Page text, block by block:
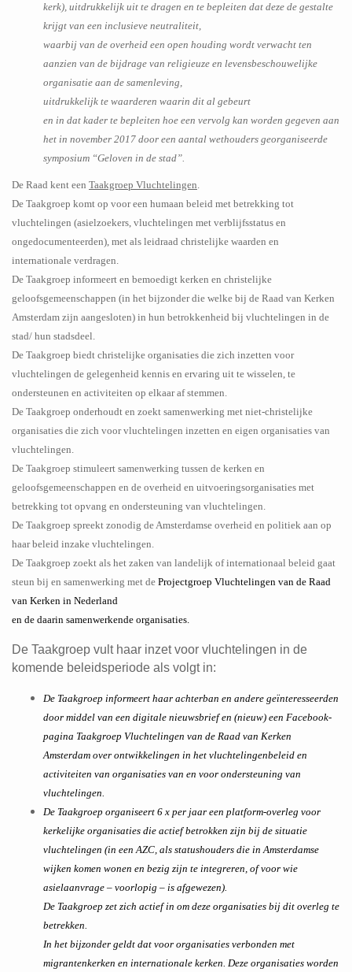
kerk), uitdrukkelijk uit te dragen en te bepleiten dat deze de gestalte
krijgt van een inclusieve neutraliteit,
waarbij van de overheid een open houding wordt verwacht ten
aanzien van de bijdrage van religieuze en levensbeschouwelijke
organisatie aan de samenleving,
uitdrukkelijk te waarderen waarin dit al gebeurt
en in dat kader te bepleiten hoe een vervolg kan worden gegeven aan
het in november 2017 door een aantal wethouders georganiseerde
symposium “Geloven in de stad”.
De Raad kent een Taakgroep Vluchtelingen.
De Taakgroep komt op voor een humaan beleid met betrekking tot
vluchtelingen (asielzoekers, vluchtelingen met verblijfsstatus en
ongedocumenteerden), met als leidraad christelijke waarden en
internationale verdragen.
De Taakgroep informeert en bemoedigt kerken en christelijke
geloofsgemeenschappen (in het bijzonder die welke bij de Raad van Kerken
Amsterdam zijn aangesloten) in hun betrokkenheid bij vluchtelingen in de
stad/ hun stadsdeel.
De Taakgroep biedt christelijke organisaties die zich inzetten voor
vluchtelingen de gelegenheid kennis en ervaring uit te wisselen, te
ondersteunen en activiteiten op elkaar af stemmen.
De Taakgroep onderhoudt en zoekt samenwerking met niet-christelijke
organisaties die zich voor vluchtelingen inzetten en eigen organisaties van
vluchtelingen.
De Taakgroep stimuleert samenwerking tussen de kerken en
geloofsgemeenschappen en de overheid en uitvoeringsorganisaties met
betrekking tot opvang en ondersteuning van vluchtelingen.
De Taakgroep spreekt zonodig de Amsterdamse overheid en politiek aan op
haar beleid inzake vluchtelingen.
De Taakgroep zoekt als het zaken van landelijk of internationaal beleid gaat
steun bij en samenwerking met de Projectgroep Vluchtelingen van de Raad
van Kerken in Nederland
en de daarin samenwerkende organisaties.
De Taakgroep vult haar inzet voor vluchtelingen in de
komende beleidsperiode als volgt in:
De Taakgroep informeert haar achterban en andere geïnteresseerden
door middel van een digitale nieuwsbrief en (nieuw) een Facebook-
pagina Taakgroep Vluchtelingen van de Raad van Kerken
Amsterdam over ontwikkelingen in het vluchtelingenbeleid en
activiteiten van organisaties van en voor ondersteuning van
vluchtelingen.
De Taakgroep organiseert 6 x per jaar een platform-overleg voor
kerkelijke organisaties die actief betrokken zijn bij de situatie
vluchtelingen (in een AZC, als statushouders die in Amsterdamse
wijken komen wonen en bezig zijn te integreren, of voor wie
asielaanvrage – voorlopig – is afgewezen).
De Taakgroep zet zich actief in om deze organisaties bij dit overleg te
betrekken.
In het bijzonder geldt dat voor organisaties verbonden met
migrantenkerken en internationale kerken. Deze organisaties worden